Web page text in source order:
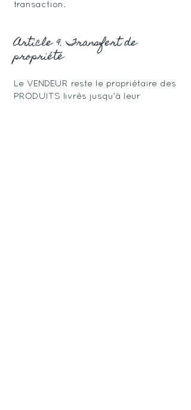
transaction.
Article 9. Transfert de
propriété
Le VENDEUR reste le propriétaire des
PRODUITS livrés jusqu’à leur